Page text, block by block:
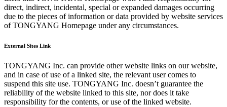
direct, indirect, incidental, special or expanded damages occurring
due to the pieces of information or data provided by website services
of TONGYANG Homepage under any circumstances.
External Sites Link
TONGYANG Inc. can provide other website links on our website,
and in case of use of a linked site, the relevant user comes to
suspend this site use. TONGYANG Inc. doesn’t guarantee the
reliability of the website linked to this site, nor does it take
responsibility for the contents, or use of the linked website.